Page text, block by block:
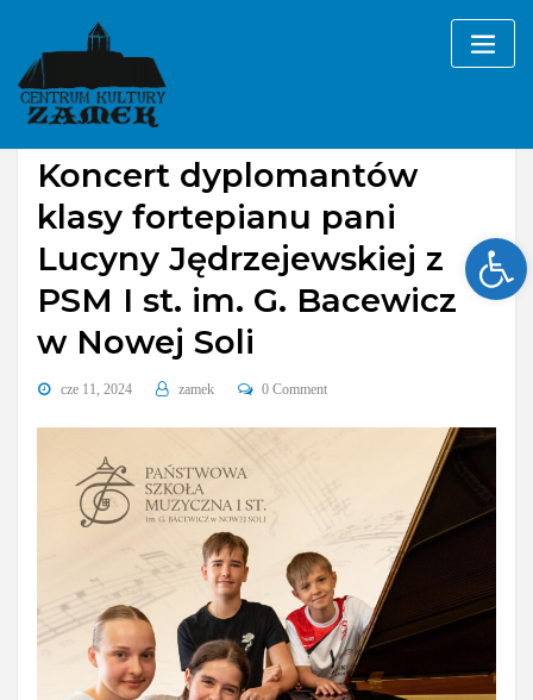
content
Bez kategorii
Koncert dyplomantów
klasy fortepianu pani
Lucyny Jędrzejewskiej z
PSM I st. im. G. Bacewicz
w Nowej Soli
cze 11, 2024 zamek 0 Comment